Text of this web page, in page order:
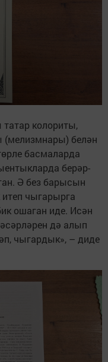
колориты,
(мелизмнары) белән
басмаларда
берәр-
Ә без барысын
чыгарырга
ошаган иде. Исән
дә алып
чыгардык», – диде